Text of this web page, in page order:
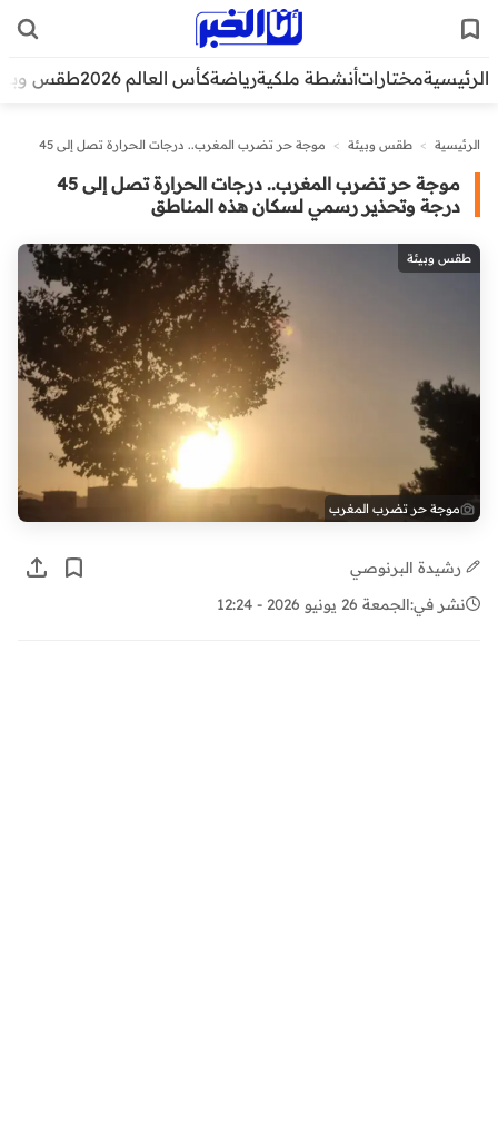
الرئيسيةمختاراتأنشطة ملكيةرياضةكأس العالم 2026 طقس
الرئيسية > طقس وبيئة >
موجة حر تضرب المغرب.. درجات الحرارة تصل إلى 45
موجة حر تضرب المغرب.. درجات الحرارة تصل إلى 45
درجة وتحذير رسمي لسكان هذه المناطق
طقس وبيئة
موجة حر تضرب المغرب
رشيدة البرنوصي
نشر في:الجمعة 26 يونيو 2026 - 12:24